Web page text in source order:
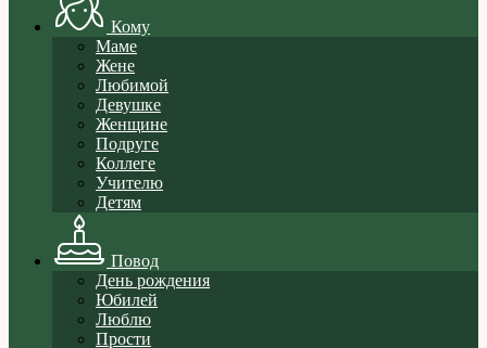
Кому
Маме
Жене
Любимой
Девушке
Женщине
Подруге
Коллеге
Учителю
Детям
Повод
День рождения
Юбилей
Люблю
Прости